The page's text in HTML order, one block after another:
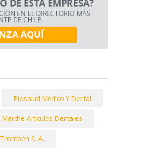
Biosalud Médico Y Dental
Marche Artículos Dentales
Tromben S. A.